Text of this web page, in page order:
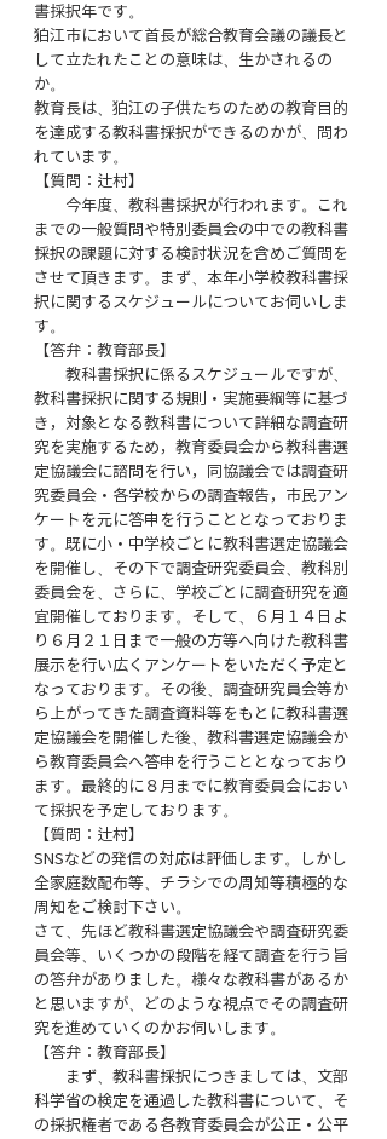
書採択年です。
狛江市において首長が総合教育会議の議長と
して立たれたことの意味は、生かされるの
か。
教育長は、狛江の子供たちのための教育目的
を達成する教科書採択ができるのかが、問わ
れています。
【質問：辻村】
今年度、教科書採択が行われます。これ
までの一般質問や特別委員会の中での教科書
採択の課題に対する検討状況を含めご質問を
させて頂きます。まず、本年小学校教科書採
択に関するスケジュールについてお伺いしま
す。
【答弁：教育部長】
教科書採択に係るスケジュールですが、
教科書採択に関する規則・実施要綱等に基づ
き，対象となる教科書について詳細な調査研
究を実施するため，教育委員会から教科書選
定協議会に諮問を行い，同協議会では調査研
究委員会・各学校からの調査報告，市民アン
ケートを元に答申を行うこととなっておりま
す。既に小・中学校ごとに教科書選定協議会
を開催し、その下で調査研究委員会、教科別
委員会を、さらに、学校ごとに調査研究を適
宜開催しております。そして、６月１４日よ
り６月２１日まで一般の方等へ向けた教科書
展示を行い広くアンケートをいただく予定と
なっております。その後、調査研究員会等か
ら上がってきた調査資料等をもとに教科書選
定協議会を開催した後、教科書選定協議会か
ら教育委員会へ答申を行うこととなっており
ます。最終的に８月までに教育委員会におい
て採択を予定しております。
【質問：辻村】
SNSなどの発信の対応は評価します。しかし
全家庭数配布等、チラシでの周知等積極的な
周知をご検討下さい。
さて、先ほど教科書選定協議会や調査研究委
員会等、いくつかの段階を経て調査を行う旨
の答弁がありました。様々な教科書があるか
と思いますが、どのような視点でその調査研
究を進めていくのかお伺いします。
【答弁：教育部長】
まず、教科書採択につきましては、文部
科学省の検定を通過した教科書について、そ
の採択権者である各教育委員会が公正・公平